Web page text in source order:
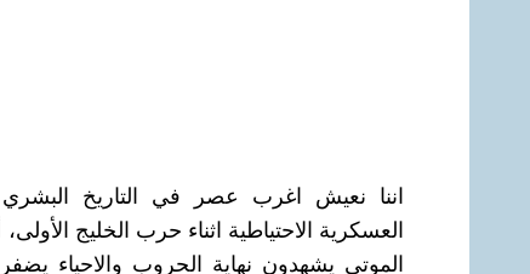
اننا نعيش اغرب عصر في التاريخ
العسكرية الاحتياطية اثناء حرب الخليج
الموتى يشهدون نهاية الحروب والاحياء